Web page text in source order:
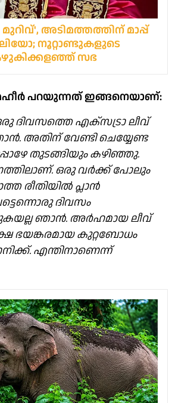
മുറിവ്', അടിമത്തത്തിന് മാപ്പ്
നൂറ്റാണ്ടുകളുടെ
സഭ
പറയുന്നത് ഇങ്ങനെയാണ്:
ദിവസത്തെ എക്സട്രാ ലീവ്
അതിന് വേണ്ടി ചെയ്യേണ്ട
തുടങ്ങിയും കഴിഞ്ഞു.
ഒരു വർക്ക് പോലും
രീതിയിൽ പ്ലാൻ
ദിവസം
ഞാൻ. അർഹമായ ലീവ്
ഭയങ്കരമായ കുറ്റബോധം
എന്തിനാണെന്ന്